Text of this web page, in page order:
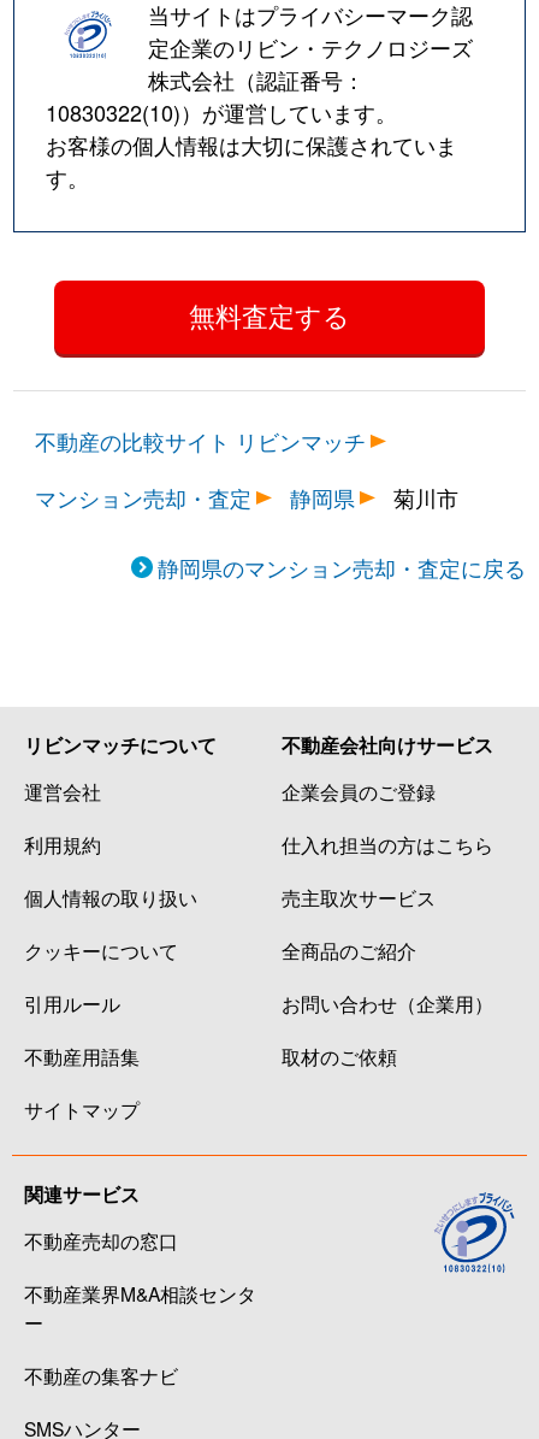
当サイトはプライバシーマーク認
定企業のリビン・テクノロジーズ
株式会社（認証番号：
10830322(10)）が運営しています。
お客様の個人情報は大切に保護されていま
す。
不動産の比較サイト リビンマッチ
マンション売却・査定
静岡県 菊川市
静岡県のマンション売却・査定に戻る
リビンマッチについて
運営会社
利用規約
個人情報の取り扱い
クッキーについて
引用ルール
不動産用語集
サイトマップ
不動産会社向けサービス
企業会員のご登録
仕入れ担当の方はこちら
売主取次サービス
全商品のご紹介
お問い合わせ（企業用）
取材のご依頼
関連サービス
不動産売却の窓口
不動産業界M&A相談センタ
ー
不動産の集客ナビ
SMSハンター